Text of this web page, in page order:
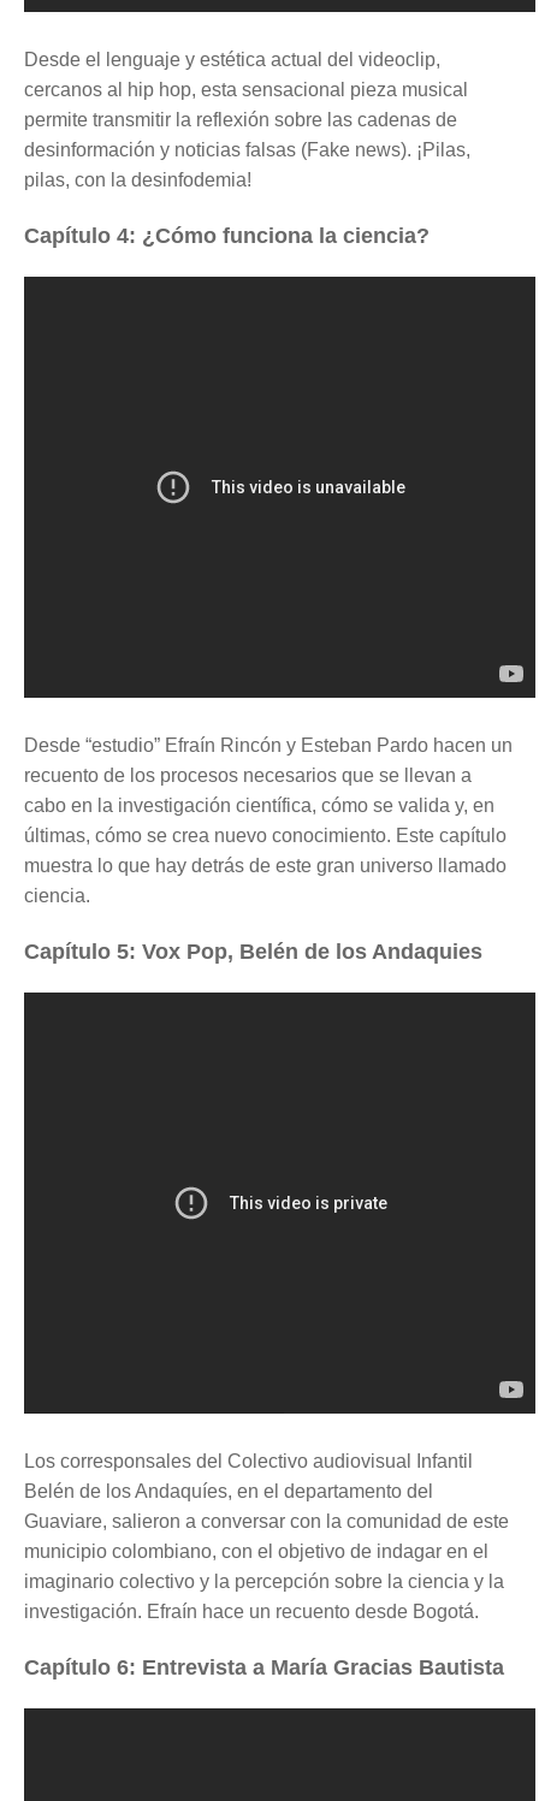
Desde el lenguaje y estética actual del videoclip,
cercanos al hip hop, esta sensacional pieza musical
permite transmitir la reflexión sobre las cadenas de
desinformación y noticias falsas (Fake news). ¡Pilas,
pilas, con la desinfodemia!
Capítulo 4: ¿Cómo funciona la ciencia?
Desde “estudio” Efraín Rincón y Esteban Pardo hacen un
recuento de los procesos necesarios que se llevan a
cabo en la investigación científica, cómo se valida y, en
últimas, cómo se crea nuevo conocimiento. Este capítulo
muestra lo que hay detrás de este gran universo llamado
ciencia.
Capítulo 5: Vox Pop, Belén de los Andaquies
Los corresponsales del Colectivo audiovisual Infantil
Belén de los Andaquíes, en el departamento del
Guaviare, salieron a conversar con la comunidad de este
municipio colombiano, con el objetivo de indagar en el
imaginario colectivo y la percepción sobre la ciencia y la
investigación. Efraín hace un recuento desde Bogotá.
Capítulo 6: Entrevista a María Gracias Bautista